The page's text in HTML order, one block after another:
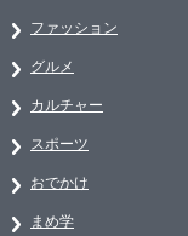
ファッション
グルメ
カルチャー
スポーツ
おでかけ
まめ学